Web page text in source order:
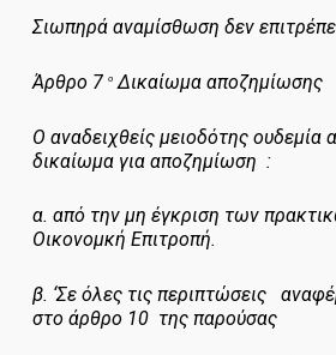
Σιωπηρά αναμίσθωση δεν
Άρθρο 7 οΔικαίωμα αποζημίωσης
Ο αναδειχθείς μειοδότης ουδεμία
δικαίωμα για αποζημίωση :
α. από την μη έγκριση των
Οικονομκή Επιτροπή.
β. ‘Σε όλες τις περιπτώσεις
στο άρθρο 10 της παρούσας